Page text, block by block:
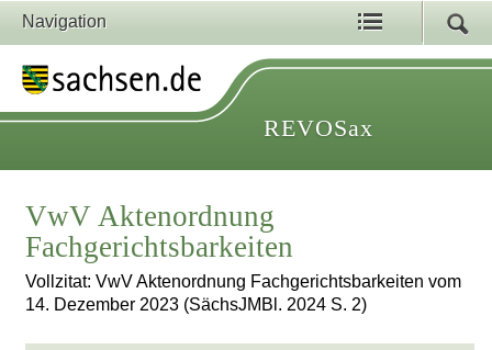
Navigation
REVOSax
VwV Aktenordnung
Fachgerichtsbarkeiten
Vollzitat: VwV Aktenordnung Fachgerichtsbarkeiten vom
14. Dezember 2023 (SächsJMBl. 2024 S. 2)